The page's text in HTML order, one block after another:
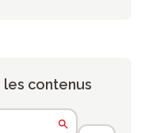
les contenus